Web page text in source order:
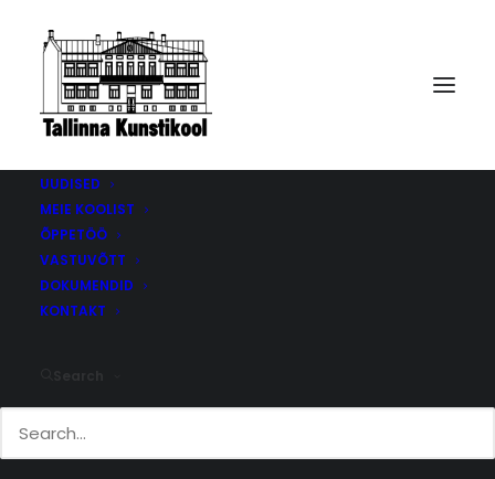
UUDISED
MEIE KOOLIST
ÕPPETÖÖ
VASTUVÕTT
DOKUMENDID
KONTAKT
Töötasujuhend